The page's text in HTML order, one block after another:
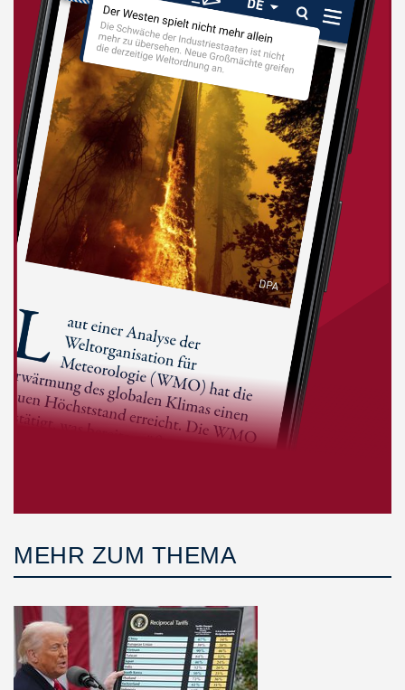
MEHR ZUM THEMA